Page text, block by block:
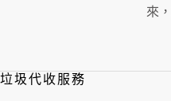
來
垃圾代收服務